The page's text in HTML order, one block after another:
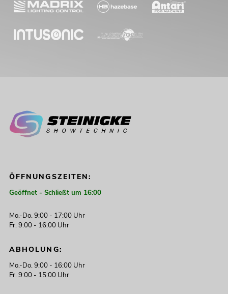
ÖFFNUNGSZEITEN:
Geöffnet - Schließt um 16:00
Mo.-Do. 9:00 - 17:00 Uhr
Fr. 9:00 - 16:00 Uhr
ABHOLUNG:
Mo.-Do. 9:00 - 16:00 Uhr
Fr. 9:00 - 15:00 Uhr